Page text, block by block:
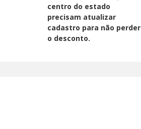
centro do estado
precisam atualizar
cadastro para não perder
o desconto.